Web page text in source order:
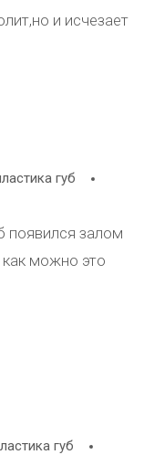
и исчезает
губ
появился залом
как можно это
губ